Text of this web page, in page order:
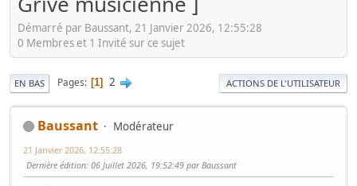
Démarré par Baussant, 21 Janvier 2026, 12:55:28
0 Membres et 1 Invité sur ce sujet
EN BAS Pages 1 2 ACTIONS DE L'UTILISATEUR
Baussant Modérateur
21 Janvier 2026, 12:55:28
Dernière édition: 06 Juillet 2026, 19:52:49 par Baussant